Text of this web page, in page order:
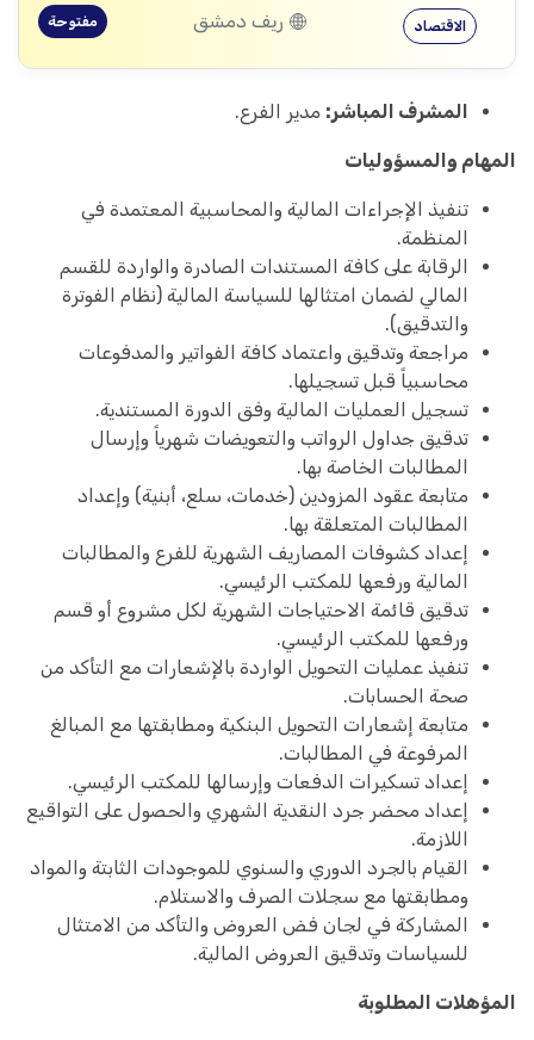
الاقتصاد ريف دمشق مفتوحة
المشرف المباشر: مدير الفرع.
المهام والمسؤوليات
تنفيذ الإجراءات المالية والمحاسبية المعتمدة في
المنظمة.
الرقابة على كافة المستندات الصادرة والواردة للقسم
المالي لضمان امتثالها للسياسة المالية (نظام الفوترة
والتدقيق).
مراجعة وتدقيق واعتماد كافة الفواتير والمدفوعات
محاسبياً قبل تسجيلها.
تسجيل العمليات المالية وفق الدورة المستندية.
تدقيق جداول الرواتب والتعويضات شهرياً وإرسال
المطالبات الخاصة بها.
متابعة عقود المزودين (خدمات، سلع، أبنية) وإعداد
المطالبات المتعلقة بها.
إعداد كشوفات المصاريف الشهرية للفرع والمطالبات
المالية ورفعها للمكتب الرئيسي.
تدقيق قائمة الاحتياجات الشهرية لكل مشروع أو قسم
ورفعها للمكتب الرئيسي.
تنفيذ عمليات التحويل الواردة بالإشعارات مع التأكد من
صحة الحسابات.
متابعة إشعارات التحويل البنكية ومطابقتها مع المبالغ
المرفوعة في المطالبات.
إعداد تسكيرات الدفعات وإرسالها للمكتب الرئيسي.
إعداد محضر جرد النقدية الشهري والحصول على التواقيع
اللازمة.
القيام بالجرد الدوري والسنوي للموجودات الثابتة والمواد
ومطابقتها مع سجلات الصرف والاستلام.
المشاركة في لجان فض العروض والتأكد من الامتثال
للسياسات وتدقيق العروض المالية.
المؤهلات المطلوبة